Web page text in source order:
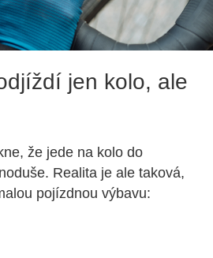
jen kolo, ale
že jede na kolo do
Realita je ale taková,
pojízdnou výbavu: